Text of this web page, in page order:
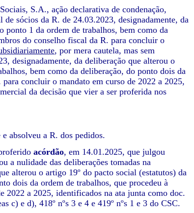
S.A., ação declarativa de condenação,
de sócios da R. de 24.03.2023, designadamente, da
ponto 1 da ordem de trabalhos, bem como da
do conselho fiscal da R. para concluir o
, por mera cautela, mas sem
designadamente, da deliberação que alterou o
bem como da deliberação, do ponto dois da
concluir o mandato em curso de 2022 a 2025,
da decisão que vier a ser proferida nos
absolveu a R. dos pedidos.
acórdão, em 14.01.2025, que julgou
a nulidade das deliberações tomadas na
alterou o artigo 19º do pacto social (estatutos) da
dois da ordem de trabalhos, que procedeu à
2022 a 2025, identificados na ata junta como doc.
c) e d), 418º nºs 3 e 4 e 419º nºs 1 e 3 do CSC.